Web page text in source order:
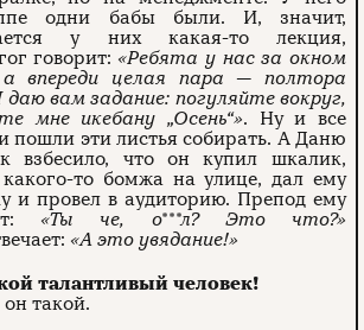
одни бабы были. И, значит,
у них какая-­то лекция,
говорит: «Ребята у нас за окном
а впереди целая пара — полтора
даю вам задание: погуляйте вокруг,
мне икебану „Осень“». Ну и все
пошли эти листья собирать. А Даню
взбесило, что он купил шкалик,
то бомжа на улице, дал ему
и провел в аудиторию. Препод ему
«Ты че, о***л? Это что?»
«А это увядание!»
талантливый человек!
такой.